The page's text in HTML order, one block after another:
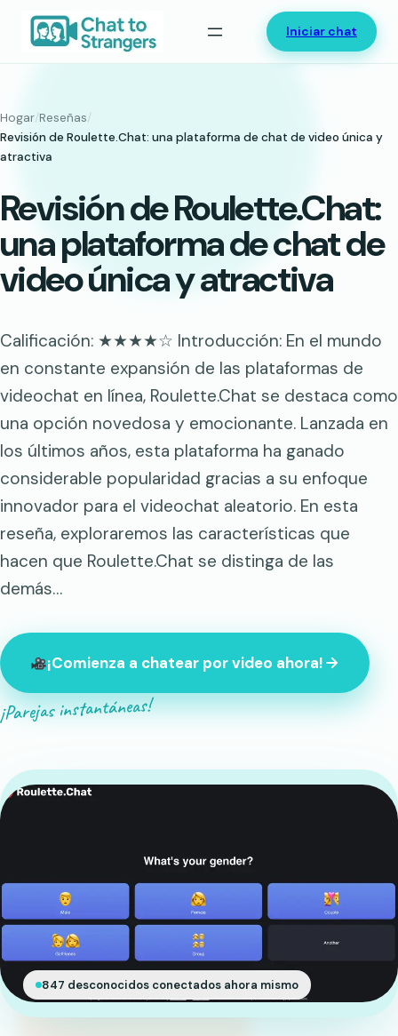
Saltar
contenido
Iniciar chat
Hogar/Reseñas/
Revisión de Roulette.Chat: una plataforma de chat de video única y
atractiva
Revisión de Roulette.Chat:
una plataforma de chat de
video única y atractiva
Calificación: ★★★★☆ Introducción: En el mundo
en constante expansión de las plataformas de
videochat en línea, Roulette.Chat se destaca como
una opción novedosa y emocionante. Lanzada en
los últimos años, esta plataforma ha ganado
considerable popularidad gracias a su enfoque
innovador para el videochat aleatorio. En esta
reseña, exploraremos las características que
hacen que Roulette.Chat se distinga de las
demás…
¡Comienza a chatear por video ahora!
¡Parejas instantáneas!
847 desconocidos conectados ahora mismo